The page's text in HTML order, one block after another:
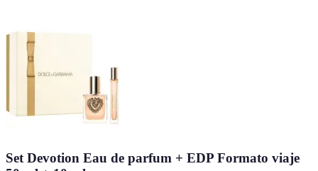
Set Devotion Eau de parfum + EDP Formato viaje